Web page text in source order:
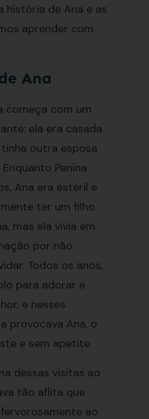
história de Ana e as
aprender com
Ana
começa com um
ela era casada
outra esposa
Penina
Ana era estéril e
ter um filho.
mas ela vivia em
por não
Todos os anos,
para adorar e
e nesses
provocava Ana, o
e sem apetite.
dessas visitas ao
tão aflita que
ao